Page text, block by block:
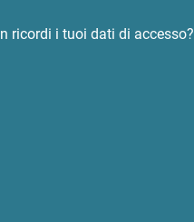
ricordi i tuoi dati di accesso?